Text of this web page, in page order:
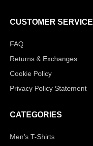
CUSTOMER SERVICE
FAQ
Returns & Exchanges
Cookie Policy
Privacy Policy Statement
CATEGORIES
Men's T-Shirts